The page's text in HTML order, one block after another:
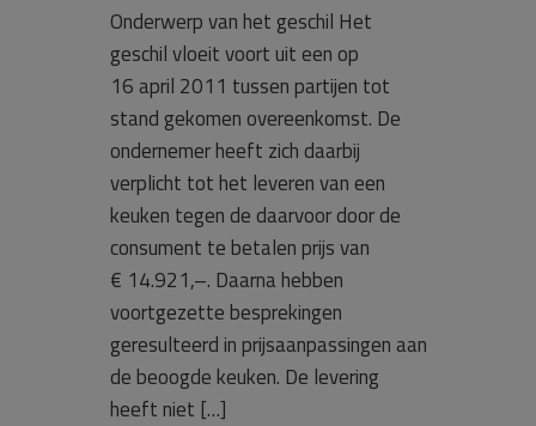
Onderwerp van het geschil Het
geschil vloeit voort uit een op
16 april 2011 tussen partijen tot
stand gekomen overeenkomst. De
ondernemer heeft zich daarbij
verplicht tot het leveren van een
keuken tegen de daarvoor door de
consument te betalen prijs van
€ 14.921,–. Daarna hebben
voortgezette besprekingen
geresulteerd in prijsaanpassingen aan
de beoogde keuken. De levering
heeft niet […]